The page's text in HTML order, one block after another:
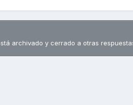
archivado y cerrado a otras